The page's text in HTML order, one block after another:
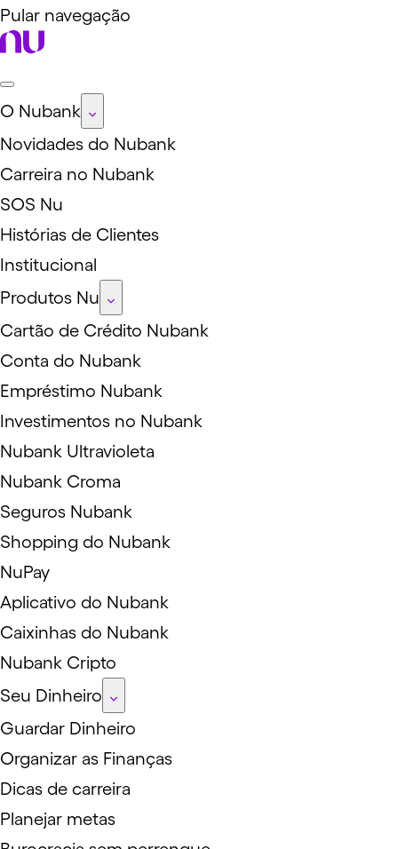
Pular navegação
O Nubank
Novidades do Nubank
Carreira no Nubank
SOS Nu
Histórias de Clientes
Institucional
Produtos Nu
Cartão de Crédito Nubank
Conta do Nubank
Empréstimo Nubank
Investimentos no Nubank
Nubank Ultravioleta
Nubank Croma
Seguros Nubank
Shopping do Nubank
NuPay
Aplicativo do Nubank
Caixinhas do Nubank
Nubank Cripto
Seu Dinheiro
Guardar Dinheiro
Organizar as Finanças
Dicas de carreira
Planejar metas